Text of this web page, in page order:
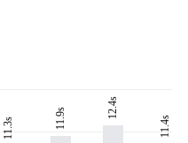
11.3s 11.9s 12.4s
11.4s